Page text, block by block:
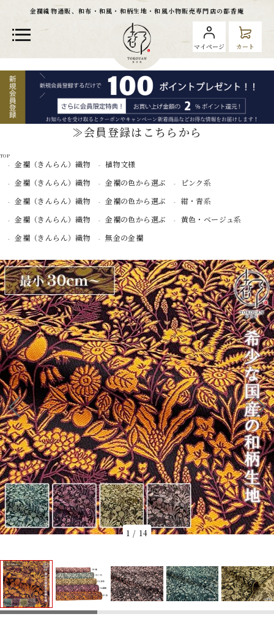
金襴織物通販、和布・和風・和柄生地・和風小物販売専門店の都香庵
マイページ カート
≫会員登録はこちらから
TOP
金襴（きんらん）織物
植物文様
金襴（きんらん）織物
金襴の色から選ぶ
ピンク系
金襴（きんらん）織物
金襴の色から選ぶ
紺・青系
金襴（きんらん）織物
金襴の色から選ぶ
黄色・ベージュ系
金襴（きんらん）織物
無金の金襴
1 / 14